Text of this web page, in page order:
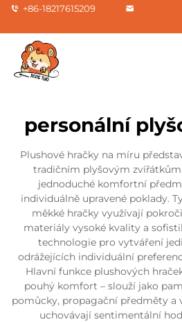
+86-18217615209
personální
Plushové hračky na míru
tradičním plyšovým
jednoduché komfortní
individuálně upravené poklady.
měkké hračky využívají
materiály vysoké kvality a
technologie pro vytváření
odrážejících individuální
Hlavní funkce plushových
pouhý komfort – slouží jako
pomůcky, propagační předměty a
uchovávají sentimentální